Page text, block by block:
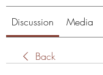
Discussion Media
Back